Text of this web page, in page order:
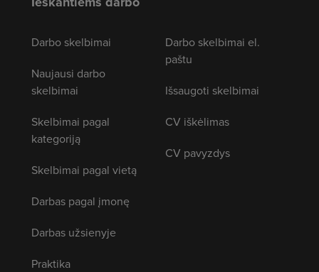
Darbo skelbimai
Naujausi darbo
skelbimai
Skelbimai pagal
kategoriją
Skelbimai pagal vietą
Darbas pagal įmonę
Darbas užsienyje
Praktika
Darbo skelbimai el.
paštu
Išsaugoti skelbimai
CV iškėlimas
CV pavyzdys